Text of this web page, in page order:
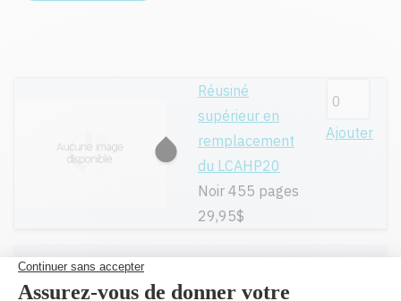
Réusiné
supérieur en
remplacement
du LCAHP20
Noir 455 pages
29,95$
Ajouter
Toutes nos cartouches réusinées sont